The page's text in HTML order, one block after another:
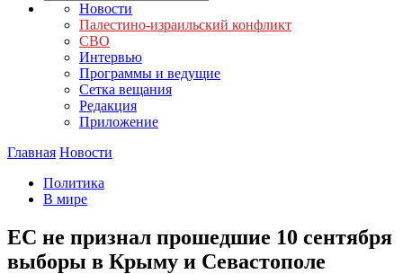
Новости
Палестино-израильский конфликт
СВО
Интервью
Программы и ведущие
Сетка вещания
Редакция
Приложение
Главная Новости
Политика
В мире
ЕС не признал прошедшие 10 сентября
выборы в Крыму и Севастополе